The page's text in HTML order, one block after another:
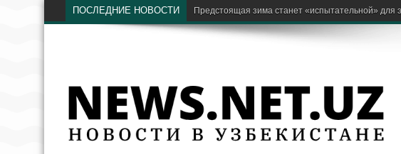
ПОСЛЕДНИЕ НОВОСТИ Бывший хоким Намангана Ан